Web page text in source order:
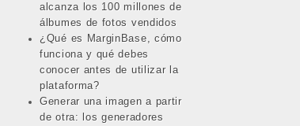
alcanza los 100 millones de
álbumes de fotos vendidos
¿Qué es MarginBase, cómo
funciona y qué debes
conocer antes de utilizar la
plataforma?
Generar una imagen a partir
de otra: los generadores